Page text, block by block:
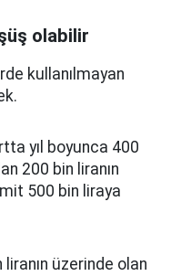
olabilir
kullanılmayan
yıl boyunca 400
200 bin liranın
500 bin liraya
üzerinde olan